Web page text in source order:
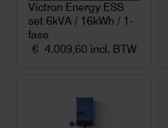
Victron Energy ESS
set 6kVA / 16kWh / 1-
fase
€ 4.009,60 incl. BTW